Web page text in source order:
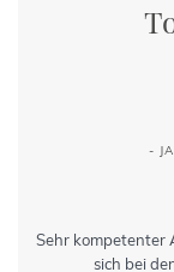
-
Sehr kompetenter
sich bei